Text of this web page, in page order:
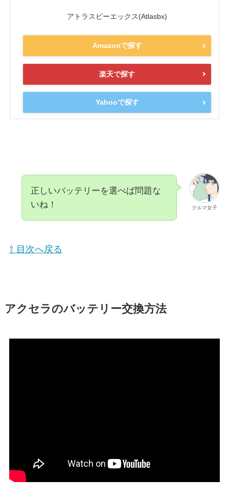
アトラスビーエックス(Atlasbx)
Amazonで探す
楽天で探す
Yahooで探す
クルマ女子
正しいバッテリーを選べば問題な
いね！
⇧ 目次へ戻る
アクセラのバッテリー交換方法